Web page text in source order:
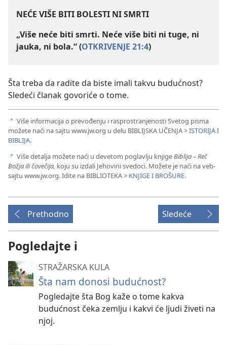
NEĆE VIŠE BITI BOLESTI NI SMRTI
„Više neće biti smrti. Neće više biti ni tuge, ni
jauka, ni bola.“ (OTKRIVENJE 21:4)
Šta treba da radite da biste imali takvu budućnost?
Sledeći članak govoriće o tome.
a Više informacija o prevođenju i rasprostranjenosti Svetog pisma
možete naći na sajtu www.jw.org u delu BIBLIJSKA UČENJA >ISTORIJA I
BIBLIJA.
b Više detalja možete naći u devetom poglavlju knjigeBiblija – Reč
Božja ili čovečija, koju su izdali Jehovini svedoci. Možete je naći na veb-
sajtu www.jw.org. Idite na BIBLIOTEKA > KNJIGE I BROŠURE.
Prethodno Sledeće
Pogledajte i
STRAŽARSKA KULA
Šta nam donosi budućnost?
Pogledajte šta Bog kaže o tome kakva
budućnost čeka zemlju i kakvi će ljudi živeti na
njoj.